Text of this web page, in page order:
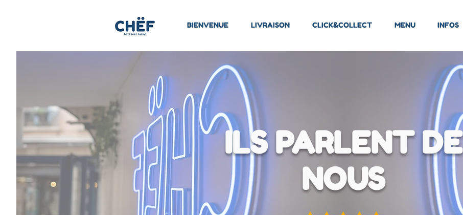
BIENVENUE LIVRAISON CLICK&COLLECT MENU INFOS
ILS PARLENT DE
NOUS